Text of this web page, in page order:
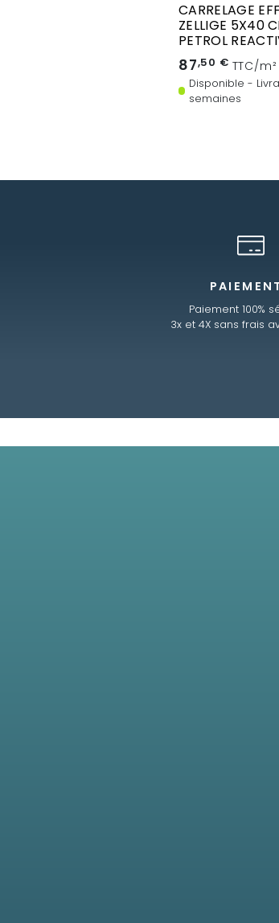
CARRELAGE
ZELLIGE 5X40
PETROL
87,50 € TTC/m²
Disponible -
semaines
Paiement 100%
3x et 4X sans frais